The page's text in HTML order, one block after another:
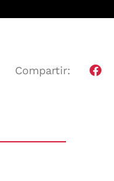
Compartir: